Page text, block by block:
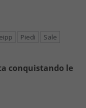
Piedi Sale
conquistando le